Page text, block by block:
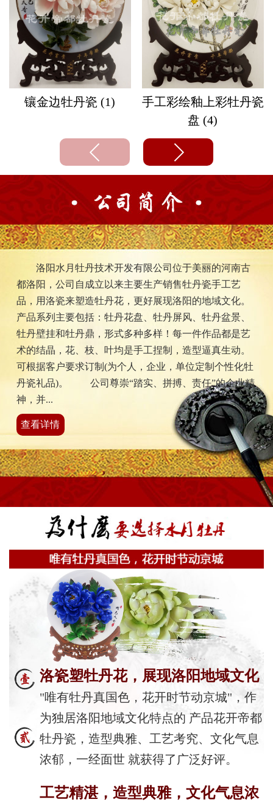
镶金边牡丹瓷 (1)
手工彩绘釉上彩牡丹瓷
盘 (4)
洛阳水月牡丹技术开发有限公司位于美丽的河南古
都洛阳，公司自成立以来主要生产销售牡丹瓷手工艺
品，用洛瓷来塑造牡丹花，更好展现洛阳的地域文化。
产品系列主要包括：牡丹花盘、牡丹屏风、牡丹盆景、
牡丹壁挂和牡丹鼎，形式多种多样！每一件作品都是艺
术的结晶，花、枝、叶均是手工捏制，造型逼真生动。
可根据客户要求订制(为个人，企业，单位定制个性化牡
丹瓷礼品)。 公司尊崇“踏实、拼搏、责任”的企业精
神，并...
查看详情
洛瓷塑牡丹花，展现洛阳地域文化
"唯有牡丹真国色，花开时节动京城"，作
为独居洛阳地域文化特点的 产品花开帝都
牡丹瓷，造型典雅、工艺考究、文化气息
浓郁，一经面世 就获得了广泛好评。
工艺精湛，造型典雅，文化气息浓